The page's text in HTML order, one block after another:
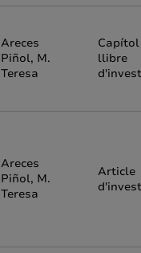
Areces
Piñol, M.
Teresa
llibre
Areces
Piñol, M.
Teresa
Article